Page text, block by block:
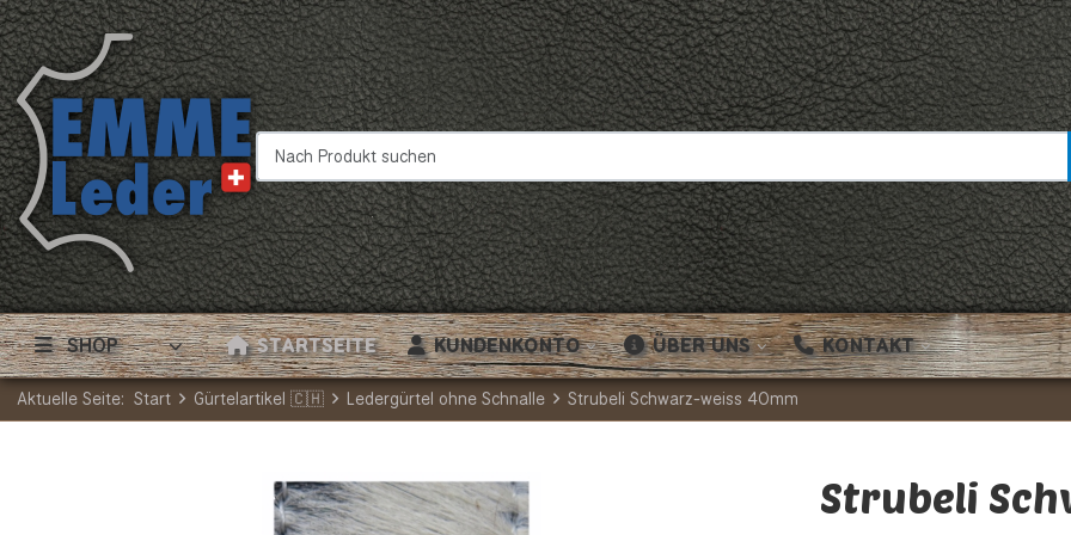
Nach Produkt suchen
SHOP STARTSEITE KUNDENKONTO ÜBER UNS KONTAKT
Aktuelle Seite: Start Gürtelartikel 🇨🇭 Ledergürtel ohne Schnalle Strubeli Schwarz-weiss 40mm
Strubeli